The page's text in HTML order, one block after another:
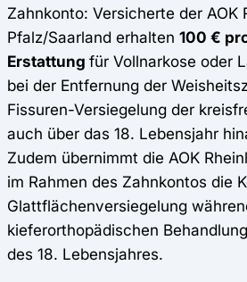
Zahnkonto: Versicherte der AOK
Pfalz/Saarland erhalten 100 €
Erstattung für Vollnarkose oder
bei der Entfernung der
Fissuren-Versiegelung der
auch über das 18. Lebensjahr
Zudem übernimmt die AOK
im Rahmen des Zahnkontos die
Glattflächenversiegelung
kieferorthopädischen
des 18. Lebensjahres.